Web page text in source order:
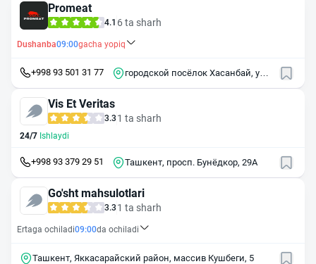
Promeat
4.1 6 ta sharh
Dushanba09:00gacha yopiq
+998 93 501 31 77
городской посёлок Хасанбай, ул.
Vis Et Veritas
3.3 1 ta sharh
24/7 Ishlaydi
+998 93 379 29 51 Ташкент, просп. Бунёдкор, 29А
Go'sht mahsulotlari
3.3 1 ta sharh
Ertaga ochiladi09:00da ochiladi
Ташкент, Яккасарайский район, массив Кушбеги, 5